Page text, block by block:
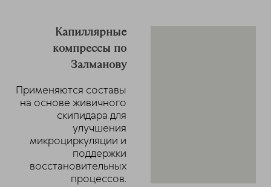
Капиллярные
компрессы по
Залманову
Применяются составы
на основе живичного
скипидара для
улучшения
микроциркуляции и
поддержки
восстановительных
процессов.